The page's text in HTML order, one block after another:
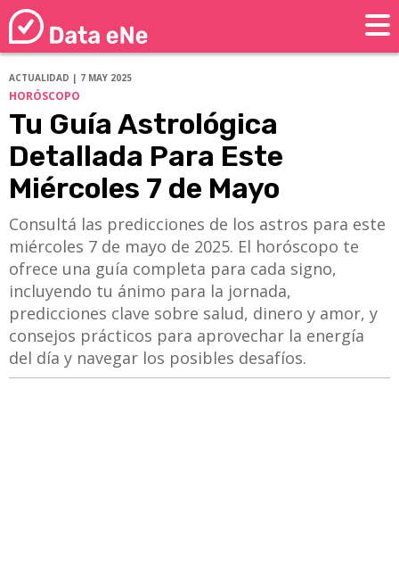
ACTUALIDAD | 7 MAY 2025
HORÓSCOPO
Tu Guía Astrológica
Detallada Para Este
Miércoles 7 de Mayo
Consultá las predicciones de los astros para este
miércoles 7 de mayo de 2025. El horóscopo te
ofrece una guía completa para cada signo,
incluyendo tu ánimo para la jornada,
predicciones clave sobre salud, dinero y amor, y
consejos prácticos para aprovechar la energía
del día y navegar los posibles desafíos.